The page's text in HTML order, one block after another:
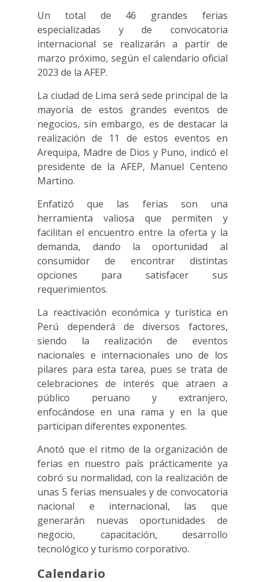
Un total de 46 grandes ferias
especializadas y de convocatoria
internacional se realizarán a partir de
marzo próximo, según el calendario oficial
2023 de la AFEP.
La ciudad de Lima será sede principal de la
mayoría de estos grandes eventos de
negocios, sin embargo, es de destacar la
realización de 11 de estos eventos en
Arequipa, Madre de Dios y Puno, indicó el
presidente de la AFEP, Manuel Centeno
Martino.
Enfatizó que las ferias son una
herramienta valiosa que permiten y
facilitan el encuentro entre la oferta y la
demanda, dando la oportunidad al
consumidor de encontrar distintas
opciones para satisfacer sus
requerimientos.
La reactivación económica y turística en
Perú dependerá de diversos factores,
siendo la realización de eventos
nacionales e internacionales uno de los
pilares para esta tarea, pues se trata de
celebraciones de interés que atraen a
público peruano y extranjero,
enfocándose en una rama y en la que
participan diferentes exponentes.
Anotó que el ritmo de la organización de
ferias en nuestro país prácticamente ya
cobró su normalidad, con la realización de
unas 5 ferias mensuales y de convocatoria
nacional e internacional, las que
generarán nuevas oportunidades de
negocio, capacitación, desarrollo
tecnológico y turismo corporativo.
Calendario